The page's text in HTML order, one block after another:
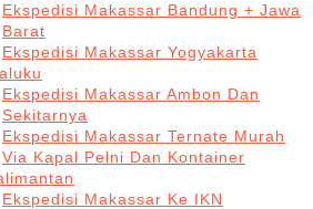
Ekspedisi Makassar Bandung + Jawa
Barat
Ekspedisi Makassar Yogyakarta
Ekspedisi Makassar Ambon Dan
Sekitarnya
Ekspedisi Makassar Ternate Murah
Via Kapal Pelni Dan Kontainer
Ekspedisi Makassar Ke IKN